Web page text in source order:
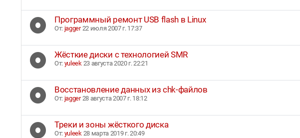
Программный ремонт USB flash в Linux
От: jagger22 июля 2007 г. 17:37
Жёсткие диски с технологией SMR
От: yuleek23 августа 2020 г. 22:21
Восстановление данных из chk-файлов
От: jagger28 августа 2007 г. 18:12
Треки и зоны жёсткого диска
От: yuleek28 марта 2019 г. 20:49